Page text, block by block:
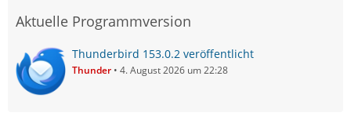
Aktuelle Programmversion
Thunderbird 153.0.2 veröffentlicht
Thunder 4. August 2026 um 22:28